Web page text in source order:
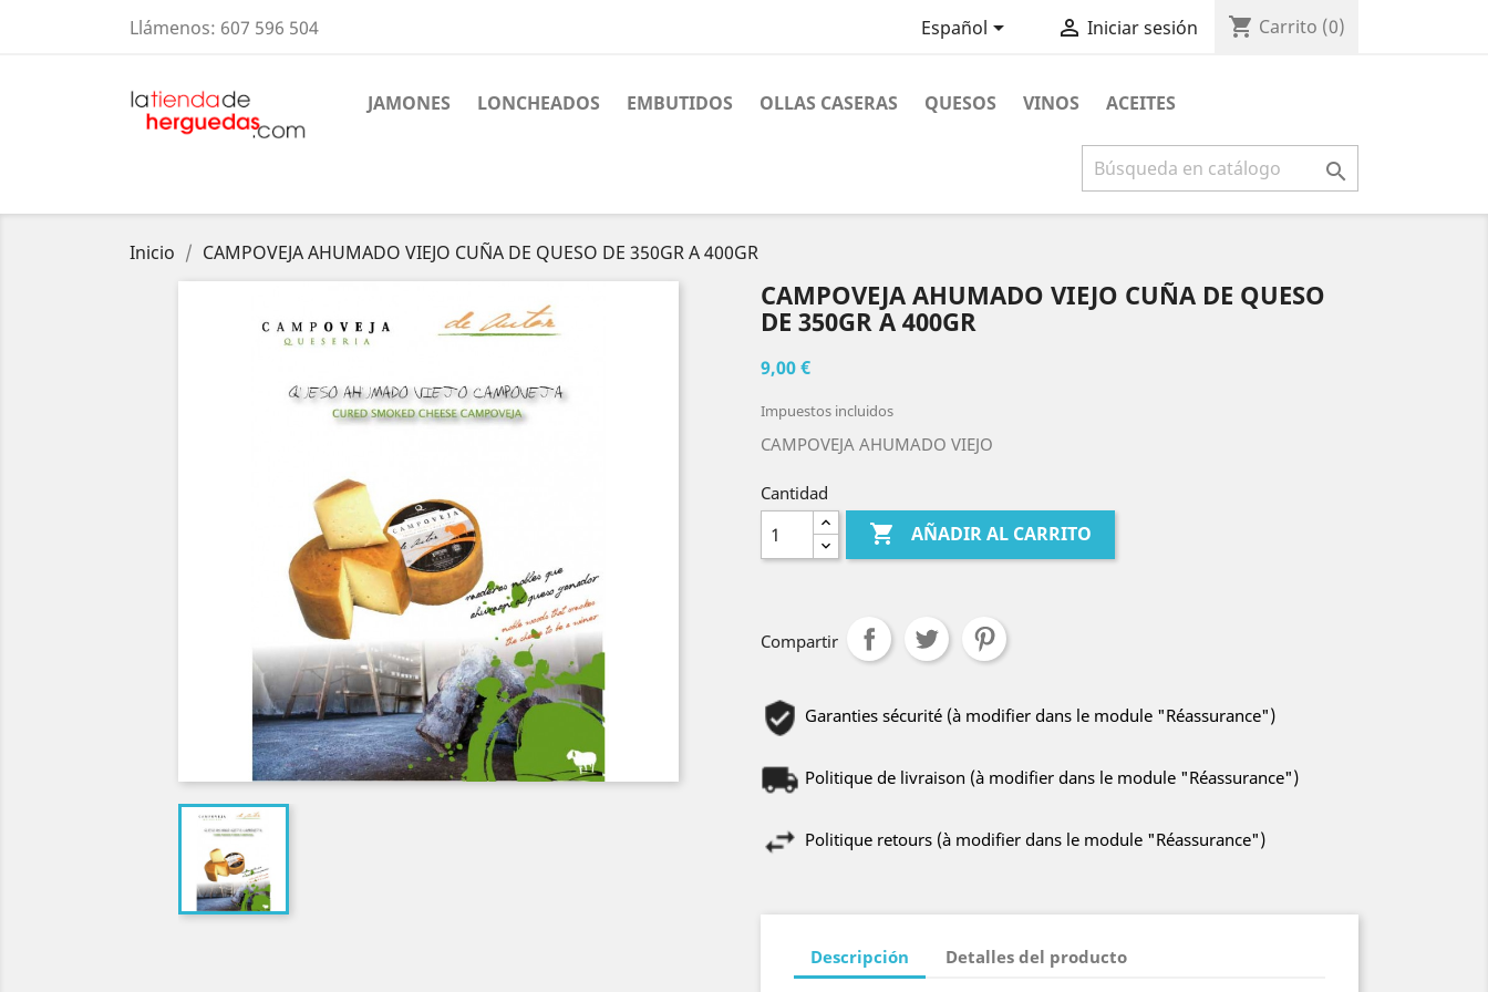
Llámenos: 607 596 504 Español  Iniciar sesión shopping_cart Carrito (0)
JAMONES LONCHEADOS EMBUTIDOS OLLAS CASERAS QUESOS VINOS ACEITES

Inicio CAMPOVEJA AHUMADO VIEJO CUÑA DE QUESO DE 350GR A 400GR
CAMPOVEJA AHUMADO VIEJO CUÑA DE QUESO
DE 350GR A 400GR
9,00 €
Impuestos incluidos
CAMPOVEJA AHUMADO VIEJO
Cantidad
 AÑADIR AL CARRITO
Compartir
Garanties sécurité (à modifier dans le module "Réassurance")
Politique de livraison (à modifier dans le module "Réassurance")
Politique retours (à modifier dans le module "Réassurance")
Descripción Detalles del producto